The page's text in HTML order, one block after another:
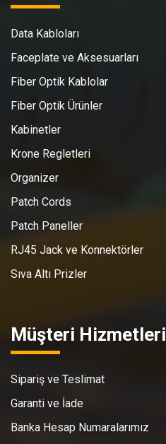
Data Kabloları
Faceplate ve Aksesuarları
Fiber Optik Kablolar
Fiber Optik Ürünler
Kabinetler
Krone Regletleri
Organizer
Patch Cords
Patch Paneller
RJ45 Jack ve Konnektörler
Sıva Altı Prizler
Müşteri Hizmetleri
Sipariş ve Teslimat
Garanti ve İade
Banka Hesap Numaralarımız